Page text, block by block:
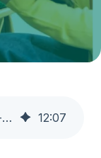
La mission sociale de l'expert-comptable : un levier stratégique 12:07